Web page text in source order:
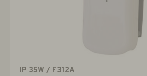
IP 35W / F312A